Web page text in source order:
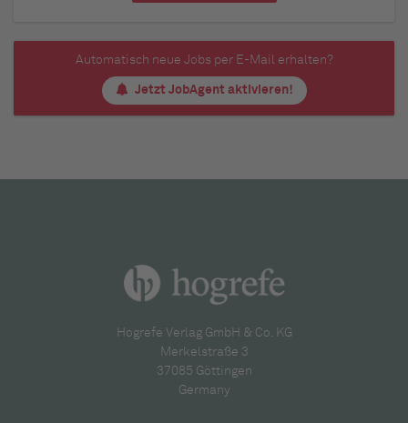
Automatisch neue Jobs per E-Mail erhalten?
Jetzt JobAgent aktivieren!
Hogrefe Verlag GmbH & Co. KG
Merkelstraße 3
37085 Göttingen
Germany